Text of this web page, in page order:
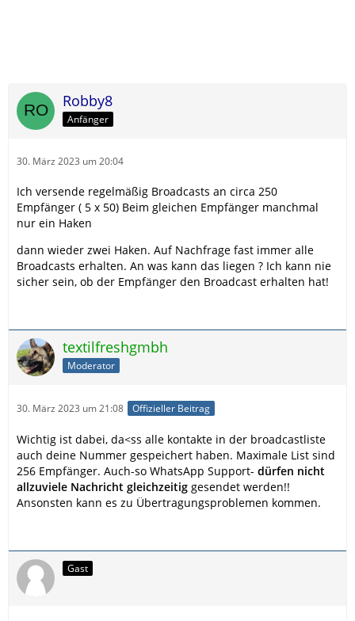
Robby8
Anfänger
30. März 2023 um 20:04
Ich versende regelmäßig Broadcasts an circa 250
Empfänger ( 5 x 50) Beim gleichen Empfänger manchmal
nur ein Haken
dann wieder zwei Haken. Auf Nachfrage fast immer alle
Broadcasts erhalten. An was kann das liegen ? Ich kann nie
sicher sein, ob der Empfänger den Broadcast erhalten hat!
textilfreshgmbh
Moderator
30. März 2023 um 21:08 Offizieller Beitrag
Wichtig ist dabei, da<ss alle kontakte in der broadcastliste
auch deine Nummer gespeichert haben. Maximale List sind
256 Empfänger. Auch-so WhatsApp Support- dürfen nicht
allzuviele Nachricht gleichzeitig gesendet werden!!
Ansonsten kann es zu Übertragungsproblemen kommen.
Gast